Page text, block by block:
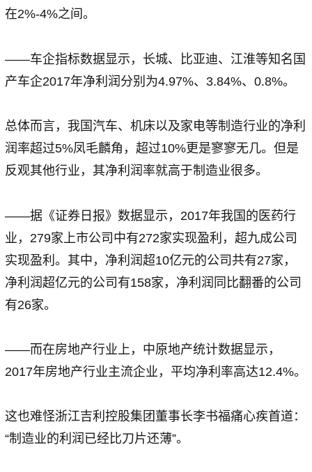
在2%-4%之间。
——车企指标数据显示，长城、比亚迪、江淮等知名国
产车企2017年净利润分别为4.97%、3.84%、0.8%。
总体而言，我国汽车、机床以及家电等制造行业的净利
润率超过5%凤毛麟角，超过10%更是寥寥无几。但是
反观其他行业，其净利润率就高于制造业很多。
——据《证券日报》数据显示，2017年我国的医药行
业，279家上市公司中有272家实现盈利，超九成公司
实现盈利。其中，净利润超10亿元的公司共有27家，
净利润超亿元的公司有158家，净利润同比翻番的公司
有26家。
——而在房地产行业上，中原地产统计数据显示，
2017年房地产行业主流企业，平均净利率高达12.4%。
这也难怪浙江吉利控股集团董事长李书福痛心疾首道：
“制造业的利润已经比刀片还薄”。